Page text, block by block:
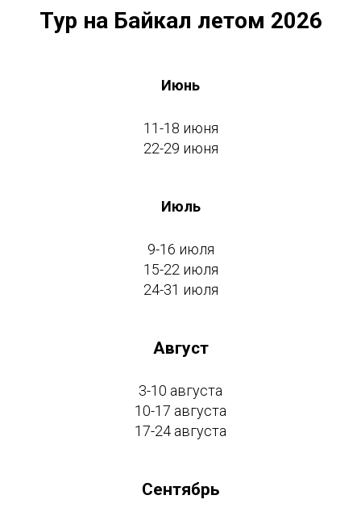
Тур на Байкал летом 2026
Июнь
11-18 июня
22-29 июня
Июль
9-16 июля
15-22 июля
24-31 июля
Август
3-10 августа
10-17 августа
17-24 августа
Сентябрь